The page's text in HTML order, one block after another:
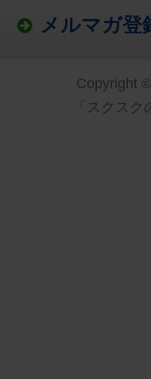
メルマガ登
Copyright
「スクス